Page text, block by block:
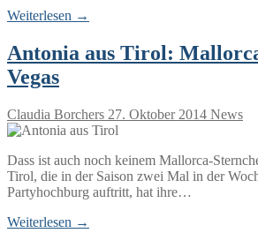
Weiterlesen →
Antonia aus Tirol:
Vegas
Claudia Borchers 27. Oktober 2014 News
Dass ist auch noch keinem Mallorca-
Tirol, die in der Saison zwei Mal in der
Partyhochburg auftritt, hat ihre…
Weiterlesen →